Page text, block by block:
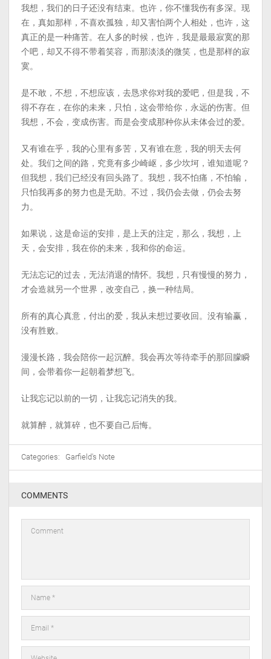
我想，我们的日子还没有结束。也许，你不懂我伤有多深。现
在，真如那样，不喜欢孤独，却又害怕两个人相处，也许，这
真正的是一种痛苦。在人多的时候，也许，我是最最寂寞的那
个吧，却又不得不带着笑容，而那淡淡的微笑，也是那样的寂
寞。
是不敢，不想，不想应该，去恳求你对我的爱吧，但是我，不
得不存在，在你的未来，只怕，这会带给你，永远的伤害。但
我想，不会，变成伤害。而是会变成那种你从未体会过的爱。
又有谁在乎，我的心里有多苦，又有谁在意，我的明天去何
处。我们之间的路，究竟有多少崎岖，多少坎坷，谁知道呢？
但我想，我们已经没有回头路了。我想，我不怕痛，不怕输，
只怕我再多的努力也是无助。不过，我仍会去做，仍会去努
力。
如果说，这是命运的安排，是上天的注定，那么，我想，上
天，会安排，我在你的未来，我和你的命运。
无法忘记的过去，无法消退的情怀。我想，只有慢慢的努力，
才会造就另一个世界，改变自己，换一种结局。
所有的真心真意，付出的爱，我从未想过要收回。没有输赢，
没有胜败。
漫漫长路，我会陪你一起沉醉。我会再次等待牵手的那回朦瞬
间，会带着你一起朝着梦想飞。
让我忘记以前的一切，让我忘记消失的我。
就算醉，就算碎，也不要自己后悔。
Categories: Garfield's Note
COMMENTS